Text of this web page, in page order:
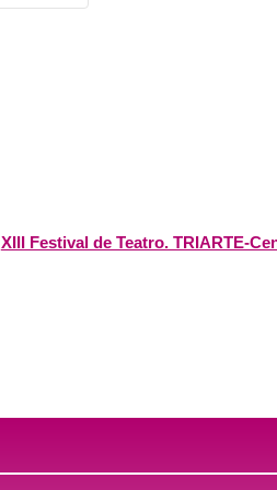
XIII Festival de Teatro. TRIARTE-